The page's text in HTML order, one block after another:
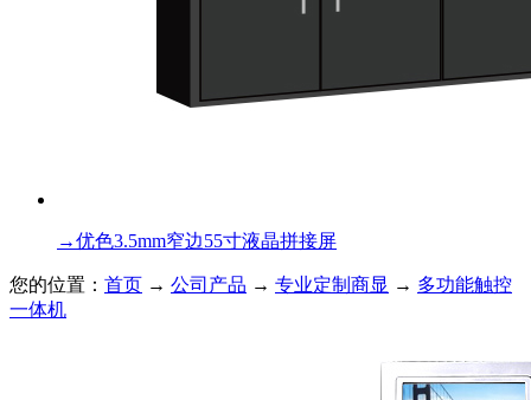
→优色3.5mm窄边55寸液晶拼接屏
您的位置： 首页 → 公司产品 → 专业定制商显 → 多功能触控
一体机